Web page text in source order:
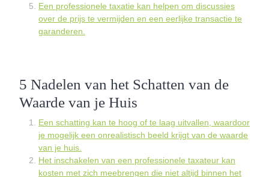
Een professionele taxatie kan helpen om discussies
over de prijs te vermijden en een eerlijke transactie te
garanderen.
5 Nadelen van het Schatten van de
Waarde van je Huis
Een schatting kan te hoog of te laag uitvallen, waardoor
je mogelijk een onrealistisch beeld krijgt van de waarde
van je huis.
Het inschakelen van een professionele taxateur kan
kosten met zich meebrengen die niet altijd binnen het